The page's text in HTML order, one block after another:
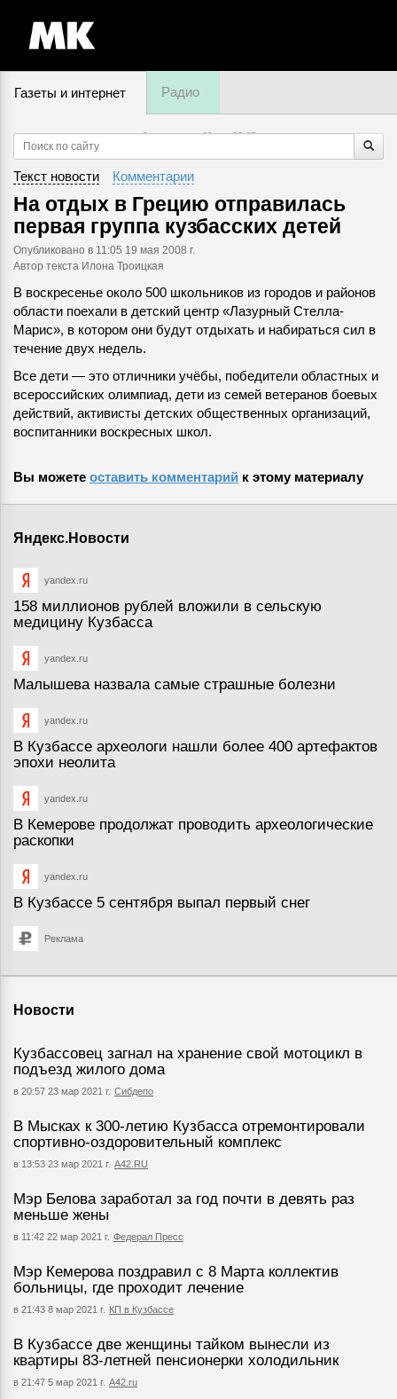
Газеты и интернет Радио
9 августа, суббота,02:05
Текст новости Комментарии
На отдых в Грецию отправилась
первая группа кузбасских детей
Опубликовано в 11:05 19 мая 2008 г.
Автор текста Илона Троицкая
В воскресенье около 500 школьников из городов и районов
области поехали в детский центр «Лазурный Стелла-
Марис», в котором они будут отдыхать и набираться сил в
течение двух недель.
Все дети — это отличники учёбы, победители областных и
всероссийских олимпиад, дети из семей ветеранов боевых
действий, активисты детских общественных организаций,
воспитанники воскресных школ.
Вы можете оставить комментарий к этому материалу
Яндекс.Новости
yandex.ru
158 миллионов рублей вложили в сельскую
медицину Кузбасса
yandex.ru
Малышева назвала самые страшные болезни
yandex.ru
В Кузбассе археологи нашли более 400 артефактов
эпохи неолита
yandex.ru
В Кемерове продолжат проводить археологические
раскопки
yandex.ru
В Кузбассе 5 сентября выпал первый снег
Реклама
Новости
Кузбассовец загнал на хранение свой мотоцикл в
подъезд жилого дома
в 20:57 23 мар 2021 г. Сибдепо
В Мысках к 300-летию Кузбасса отремонтировали
спортивно-оздоровительный комплекс
в 13:53 23 мар 2021 г. А42.RU
Мэр Белова заработал за год почти в девять раз
меньше жены
в 11:42 22 мар 2021 г. Федерал Пресс
Мэр Кемерова поздравил с 8 Марта коллектив
больницы, где проходит лечение
в 21:43 8 мар 2021 г. КП в Кузбассе
В Кузбассе две женщины тайком вынесли из
квартиры 83-летней пенсионерки холодильник
в 21:47 5 мар 2021 г. А42.ru